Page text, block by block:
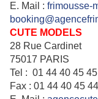
E. Mail : frimousse-
CUTE MODELS
28 Rue Cardinet
75017 PARIS
Tel : 01 44 40 45 45
Fax : 01 44 40 45 44